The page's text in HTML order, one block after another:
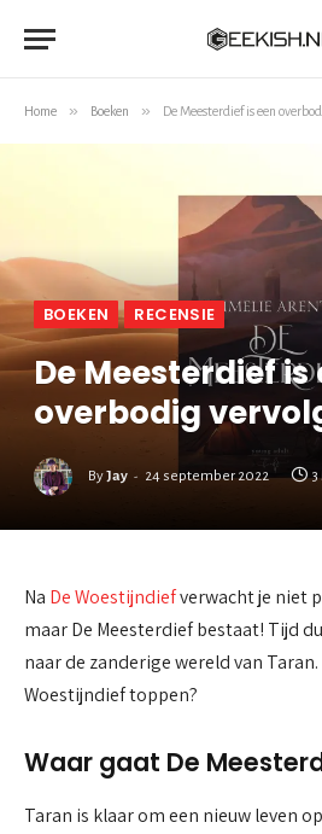
Home » Boeken » De Meesterdief is een
BOEKEN RECENSIE
De Meesterdief is
overbodig
ByJay 24 september 2022 3
Na De Woestijndiefverwacht je niet
maar De Meesterdief bestaat! Tijd
naar de zanderige wereld van
Woestijndief toppen?
Waar gaat De
Taran is klaar om een nieuw leven